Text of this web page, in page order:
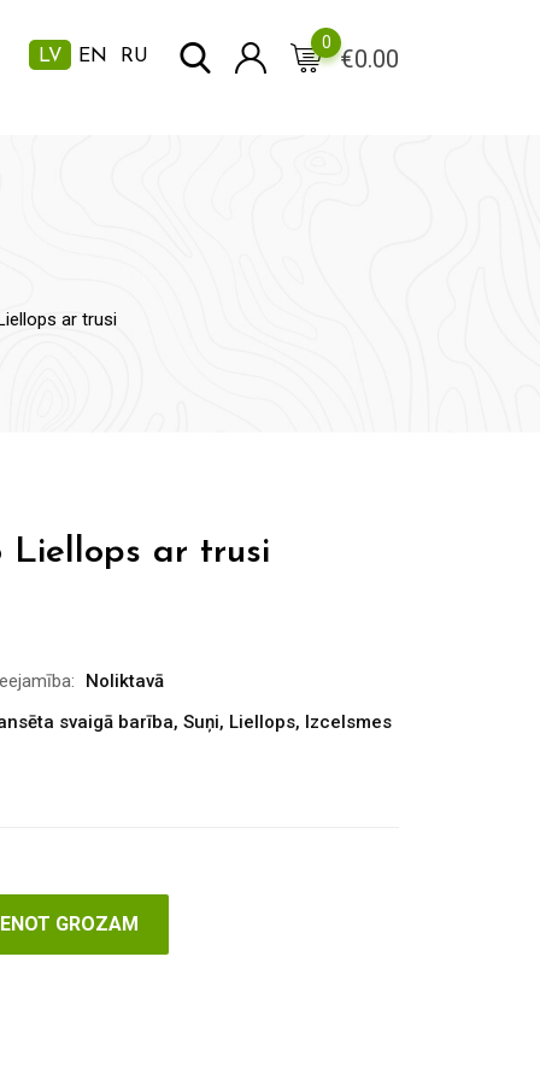
LV EN RU €0.00
0
ar trusi
Liellops ar trusi
Noliktavā
svaigā barība, Suņi, Liellops, Izcelsmes
GROZAM